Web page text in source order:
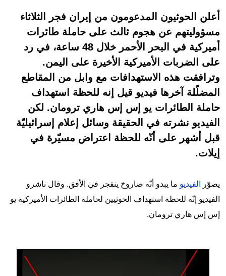
أعلن الحوثيون المدعومون من إيران فجر الثلاثاء
مسؤوليتهم عن هجوم ثالث على حاملة طائرات
أميركية في البحر الأحمر خلال 48 ساعة، في رد
على الضربات الأميركية الأخيرة على اليمن.
وترافقت هذه الاستهدافات مع وابل من المقاطع
المضلّلة آخرها فيديو قيل إنه للحظة استهداف
حاملة الطائرات يو إس إس هاري ترومان. لكن
الفيديو نشرته في الحقيقة وسائل إعلام إسرائيليّة
قبل أشهر على أنّه للحظة اعتراض مسيّرة في
إيلات.
يصوّر الفيديو ما يبدو أنّه صاروخ ينفجر في الأفق. وقال ناشرو
الفيديو إنّه للحظة استهداف الحوثيين لحاملة الطائرات الأميركية يو
إس إس هاري ترومان.